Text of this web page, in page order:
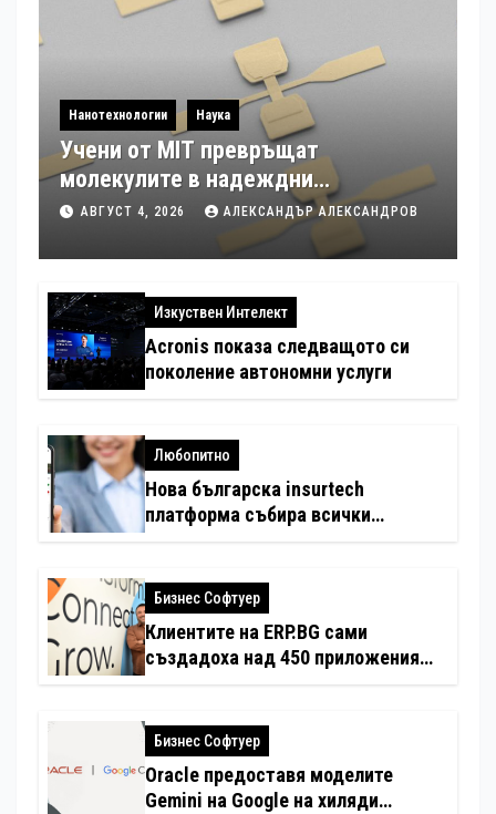
Нанотехнологии Наука
Учени от MIT превръщат
молекулите в надеждни
електронни устройства
АВГУСТ 4, 2026 АЛЕКСАНДЪР АЛЕКСАНДРОВ
Изкуствен Интелект
Acronis показа следващото си
поколение автономни услуги
Любопитно
Нова българска insurtech
платформа събира всички
Бизнес Софтуер
Клиентите на ERP.BG сами
създадоха над 450 приложения
интелект
Бизнес Софтуер
Oracle предоставя моделите
Gemini на Google на хиляди